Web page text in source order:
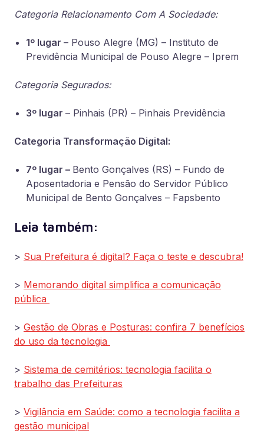
Categoria Relacionamento Com A Sociedade:
1º lugar – Pouso Alegre (MG) – Instituto de
Previdência Municipal de Pouso Alegre – Iprem
Categoria Segurados:
3º lugar – Pinhais (PR) – Pinhais Previdência
Categoria Transformação Digital:
7º lugar – Bento Gonçalves (RS) – Fundo de
Aposentadoria e Pensão do Servidor Público
Municipal de Bento Gonçalves – Fapsbento
Leia também:
> Sua Prefeitura é digital? Faça o teste e descubra!
> Memorando digital simplifica a comunicação
pública
> Gestão de Obras e Posturas: confira 7 benefícios
do uso da tecnologia
> Sistema de cemitérios: tecnologia facilita o
trabalho das Prefeituras
> Vigilância em Saúde: como a tecnologia facilita a
gestão municipal